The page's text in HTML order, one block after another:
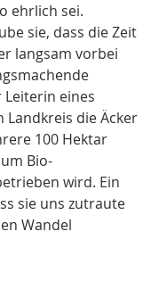
ehrlich sei.
sie, dass die Zeit
langsam vorbei
Leiterin eines
Landkreis die Äcker
100 Hektar
Bio-
wird. Ein
sie uns zutraute
Wandel